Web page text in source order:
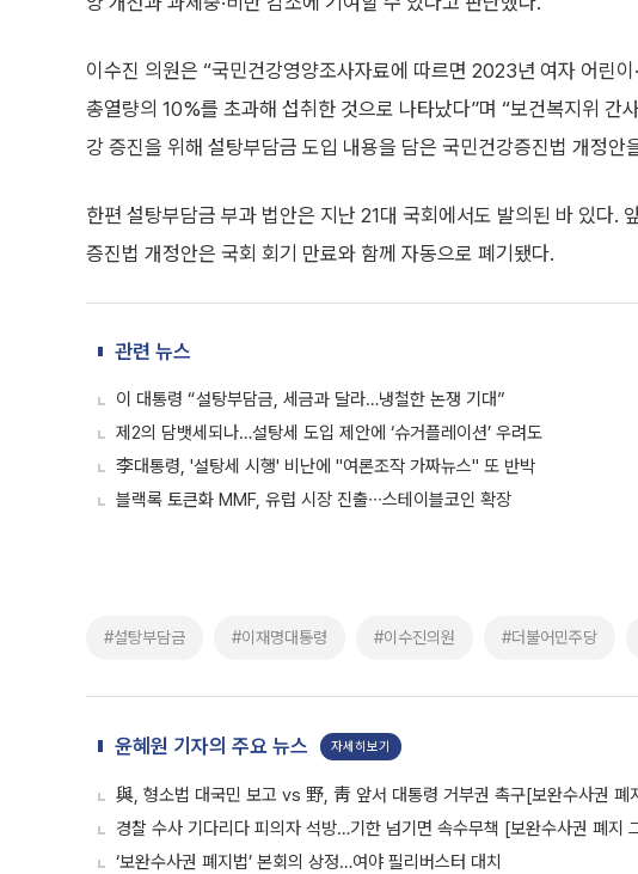
이수진 의원은 “국민건강영양조사자료에 따르면 2023년 여자 어린
총열량의 10%를 초과해 섭취한 것으로 나타났다”며 “보건복지위 간
강 증진을 위해 설탕부담금 도입 내용을 담은 국민건강증진법 개정안
한편 설탕부담금 부과 법안은 지난 21대 국회에서도 발의된 바 있다.
증진법 개정안은 국회 회기 만료와 함께 자동으로 폐기됐다.
관련 뉴스
이 대통령 “설탕부담금, 세금과 달라…냉철한 논쟁 기대”
제2의 담뱃세되나…설탕세 도입 제안에 ‘슈거플레이션’ 우려도
李대통령, '설탕세 시행' 비난에 "여론조작 가짜뉴스" 또 반박
블랙록 토큰화 MMF, 유럽 시장 진출∙∙∙스테이블코인 확장
#설탕부담금 #이재명대통령 #이수진의원 #더불어민주당
윤혜원 기자의 주요 뉴스 자세히보기
與, 형소법 대국민 보고 vs 野, 靑 앞서 대통령 거부권 촉구[보완수사권
경찰 수사 기다리다 피의자 석방…기한 넘기면 속수무책 [보완수사권 폐지
‘보완수사권 폐지법’ 본회의 상정…여야 필리버스터 대치